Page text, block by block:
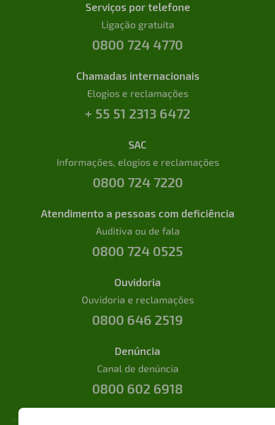
Serviços por telefone
Ligação gratuita
0800 724 4770
Chamadas internacionais
Elogios e reclamações
+ 55 51 2313 6472
SAC
Informações, elogios e reclamações
0800 724 7220
Atendimento a pessoas com deficiência
Auditiva ou de fala
0800 724 0525
Ouvidoria
Ouvidoria e reclamações
0800 646 2519
Denúncia
Canal de denúncia
0800 602 6918